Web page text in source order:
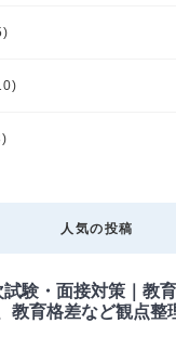
人気の投稿
験・面接対策｜教
教育格差など観点整